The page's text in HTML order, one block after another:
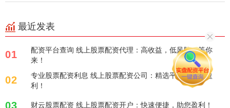
最近发表
01
配资平台查询 线上股票配资代理：高收益，低风险，等你
来！
02
专业股票配资利息 线上股票配资公司：精选平台，助您盈
利！
03 财云股票配资 线上股票配资开户：快速便捷，助您盈利！